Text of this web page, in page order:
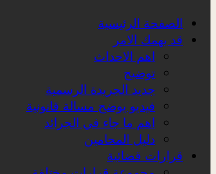
الصفحة الرئيسية
قد يهمك الامر
اهم الاحداث
توضيح
جديد الجريدة الرسمية
فيديو يوضح مسالة قانونية
اهم ما جاء في الجرائد
دليل المحامين
قرارات قضائية